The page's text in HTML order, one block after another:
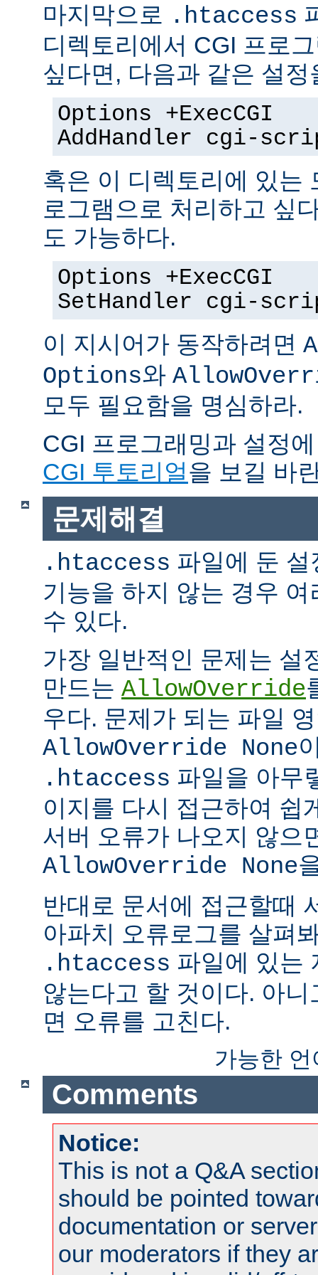
마지막으로 .htaccess
디렉토리에서 CGI 프로
싶다면, 다음과 같은 설정
Options +ExecCGI
AddHandler cgi-
혹은 이 디렉토리에 있는
로그램으로 처리하고 싶
도 가능하다.
Options +ExecCGI
SetHandler cgi-
이 지시어가 동작하려면
Options와
모두 필요함을 명심하라.
CGI 프로그래밍과 설정
CGI 투토리얼을 보길 바
문제해결
.htaccess 파일에 둔
기능을 하지 않는 경우
수 있다.
가장 일반적인 문제는 설
만드는 AllowOverride
우다. 문제가 되는 파일
AllowOverride None
.htaccess 파일을 아무
이지를 다시 접근하여 쉽
서버 오류가 나오지 않으
AllowOverride None
반대로 문서에 접근할때
아파치 오류로그를 살펴
.htaccess 파일에 있는
않는다고 할 것이다. 아
면 오류를 고친다.
가능한
Comments
Notice:
This is not a Q&A
should be pointed
documentation or
our moderators if they